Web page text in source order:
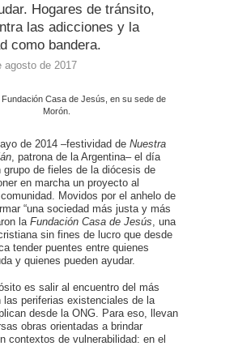
Hogares de tránsito,
las adicciones y la
como bandera.
agosto de 2017
Fundación Casa de Jesús, en su sede de
Morón.
de 2014 –festividad de Nuestra
, patrona de la Argentina– el día
grupo de fieles de la diócesis de
en marcha un proyecto al
Movidos por el anhelo de
“una sociedad más justa y más
la Fundación Casa de Jesús , una
sin fines de lucro que desde
tender puentes entre quienes
y quienes pueden ayudar.
es salir al encuentro del más
las periferias existenciales de la
desde la ONG. Para eso, llevan
obras orientadas a brindar
contextos de vulnerabilidad: en el